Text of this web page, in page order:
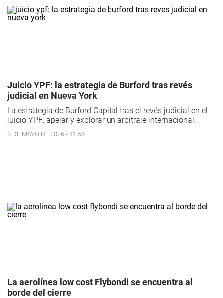
Juicio YPF: la estrategia de Burford tras revés
judicial en Nueva York
La estrategia de Burford Capital tras el revés judicial en el
juicio YPF: apelar y explorar un arbitraje internacional.
8 DE MAYO DE 2026 - 11:50
La aerolínea low cost Flybondi se encuentra al
borde del cierre